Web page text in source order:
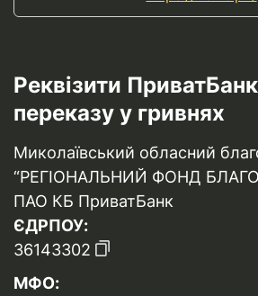
Реквізити
переказу у гривнях
Миколаївський обласний
“РЕГІОНАЛЬНИЙ ФОНД
ПАО КБ ПриватБанк
ЄДРПОУ:
36143302
МФО: